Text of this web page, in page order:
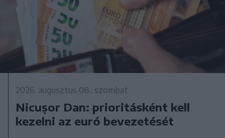
2026. augusztus 08., szombat
Nicușor Dan: prioritásként kell
kezelni az euró bevezetését